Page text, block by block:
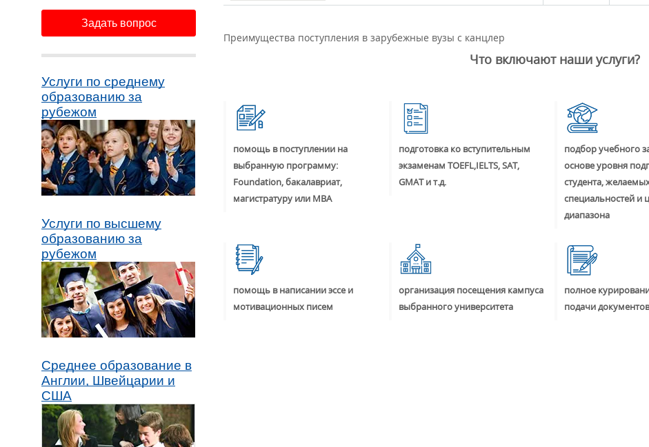
Задать вопрос
Услуги по среднему
образованию за
рубежом
Услуги по высшему
образованию за
рубежом
Среднее образование в
Англии, Швейцарии и
США
Преимущества поступления в зарубежные вузы с канцлер
Что включают наши услуги?
помощь в поступлении на
выбранную программу:
Foundation, бакалавриат,
магистратуру или MBA
подготовка ко вступительным
экзаменам TOEFL,IELTS, SAT,
GMAT и т.д.
подбор учебного
основе уровня
студента,
специальностей и
диапазона
помощь в написании эссе и
мотивационных писем
организация посещения кампуса
выбранного университета
полное
подачи документов